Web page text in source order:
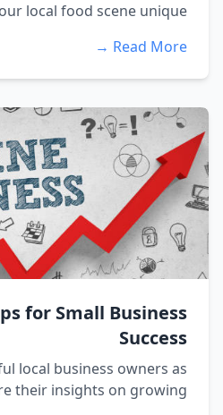
local food scene unique...
Read More →
for Small Business
Success
local business owners as
their insights on growing...